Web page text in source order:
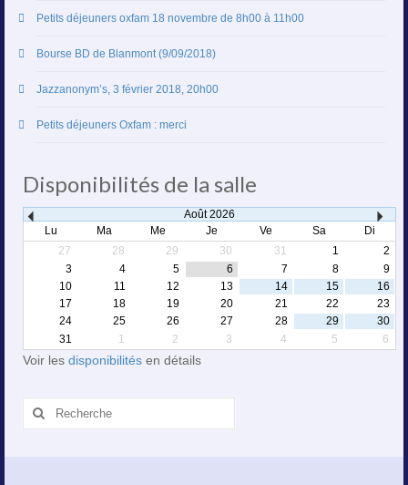
Petits déjeuners oxfam 18 novembre de 8h00 à 11h00
Bourse BD de Blanmont (9/09/2018)
Jazzanonym’s, 3 février 2018, 20h00
Petits déjeuners Oxfam : merci
Disponibilités de la salle
Août 2026
Lu
Ma Me Je Ve Sa
Di
27
28 29 30 31 1
2
3
4 5 6 7 8
9
10
11 12 13 14 15
16
17
18 19 20 21 22
23
24
25 26 27 28 29
30
31
1 2 3 4 5 6
Voir les disponibilités en détails
Rechercher
: